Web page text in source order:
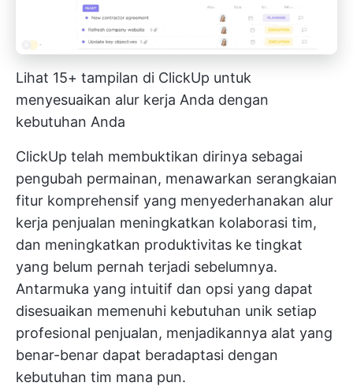
Lihat 15+ tampilan di ClickUp untuk
menyesuaikan alur kerja Anda dengan
kebutuhan Anda
ClickUp telah membuktikan dirinya sebagai
pengubah permainan, menawarkan serangkaian
fitur komprehensif yang menyederhanakan alur
kerja penjualan meningkatkan kolaborasi tim,
dan meningkatkan produktivitas ke tingkat
yang belum pernah terjadi sebelumnya.
Antarmuka yang intuitif dan opsi yang dapat
disesuaikan memenuhi kebutuhan unik setiap
profesional penjualan, menjadikannya alat yang
benar-benar dapat beradaptasi dengan
kebutuhan tim mana pun.